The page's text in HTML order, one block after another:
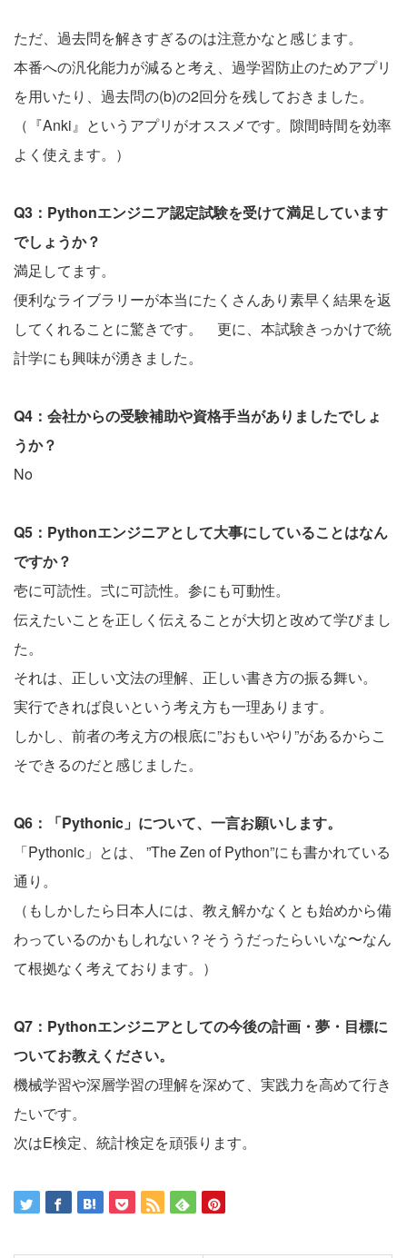
ただ、過去問を解きすぎるのは注意かなと感じます。
本番への汎化能力が減ると考え、過学習防止のためアプリ
を用いたり、過去問の(b)の2回分を残しておきました。
（『Anki』というアプリがオススメです。隙間時間を効率
よく使えます。）
Q3：Pythonエンジニア認定試験を受けて満足しています
でしょうか？
満足してます。
便利なライブラリーが本当にたくさんあり素早く結果を返
してくれることに驚きです。 更に、本試験きっかけで統
計学にも興味が湧きました。
Q4：会社からの受験補助や資格手当がありましたでしょ
うか？
No
Q5：Pythonエンジニアとして大事にしていることはなん
ですか？
壱に可読性。弍に可読性。参にも可動性。
伝えたいことを正しく伝えることが大切と改めて学びまし
た。
それは、正しい文法の理解、正しい書き方の振る舞い。
実行できれば良いという考え方も一理あります。
しかし、前者の考え方の根底に”おもいやり”があるからこ
そできるのだと感じました。
Q6：「Pythonic」について、一言お願いします。
「Pythonic」とは、 ”The Zen of Python”にも書かれている
通り。
（もしかしたら日本人には、教え解かなくとも始めから備
わっているのかもしれない？そううだったらいいな〜なん
て根拠なく考えております。）
Q7：Pythonエンジニアとしての今後の計画・夢・目標に
ついてお教えください。
機械学習や深層学習の理解を深めて、実践力を高めて行き
たいです。
次はE検定、統計検定を頑張ります。